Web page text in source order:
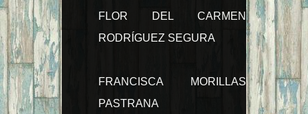
FLOR DEL CARMEN
RODRÍGUEZ SEGURA
FRANCISCA MORILLAS
PASTRANA